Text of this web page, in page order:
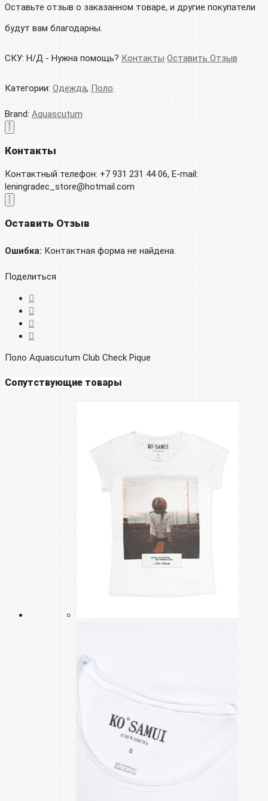
Оставьте отзыв о заказанном товаре, и другие покупатели
будут вам благодарны.
СКУ: Н/Д - Нужна помощь? Контакты Оставить Отзыв
Категории: Одежда, Поло.
Brand: Aquascutum
Контакты
Контактный телефон: +7 931 231 44 06, E-mail:
leningradec_store@hotmail.com
Оставить Отзыв
Ошибка: Контактная форма не найдена.
Поделиться
Поло Aquascutum Club Check Pique
Сопутствующие товары